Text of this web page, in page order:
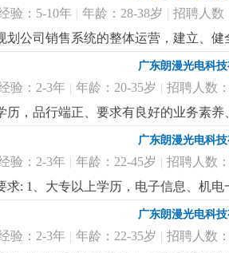
验：5-10年 | 年龄：28-38岁 | 招聘人数
划公司销售系统的整体运营，建立、
长期规划，依据公司整体销售目标年
；3、负责销售团队管理和建设，对
科或以上学历，品行端正、要求有良
的市场分析和客户布局等市场营销理
同职位管理工作经验，有led线形照
高端，应聘者需具备独特的营销理念
之士加入。有梦想，有激情，躺平者
广东朗漫光电科
验：2-3年 | 年龄：20-35岁 | 招聘人数
历，品行端正、要求有良好的业务素
项目销售或渠道拓展一年以上工作经
安排适应出差。4、优秀应届毕业生
。 更详细
广东朗漫光电科
验：2-3年 | 年龄：22-45岁 | 招聘人数
求: 1、大专以上学历，电子信息、机
设计软件protel99se；熟悉线路板原理
能承受一定的工作压力。更详细...
广东朗漫光电科
验：2-3年 | 年龄：22-35岁 | 招聘人数